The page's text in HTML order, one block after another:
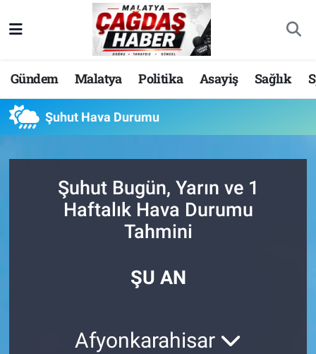
Gündem Malatya Politika Asayiş Sağlık
Şuhut Hava Durumu
Şuhut Bugün, Yarın ve 1
Haftalık Hava Durumu
Tahmini
ŞU AN
Afyonkarahisar
Nöbetçi Eczaneler
Hava Durumu
Malatya Namaz Vakitleri
Trafik Durumu
Süper Lig Puan Durumu ve Fikstür
Son Dakika Haberleri